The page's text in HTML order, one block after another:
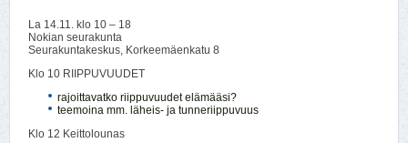
La 14.11. klo 10 – 18
Nokian seurakunta
Seurakuntakeskus, Korkeemäenkatu 8
Klo 10 RIIPPUVUUDET
rajoittavatko riippuvuudet elämääsi?
teemoina mm. läheis- ja tunneriippuvuus
Klo 12 Keittolounas